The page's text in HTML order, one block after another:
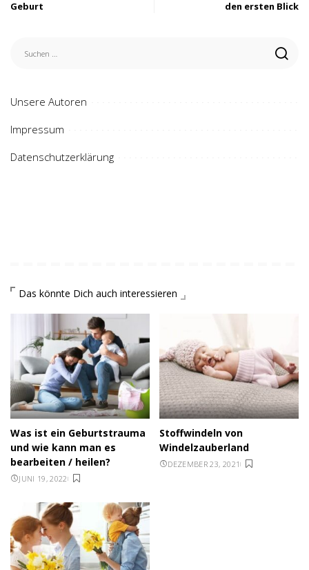
Geburt den ersten Blick
Unsere Autoren
Impressum
Datenschutzerklärung
Das könnte Dich auch interessieren
Was ist ein Geburtstrauma
und wie kann man es
bearbeiten / heilen?
JUNI 19, 2022
Stoffwindeln von
Windelzauberland
DEZEMBER 23, 2021